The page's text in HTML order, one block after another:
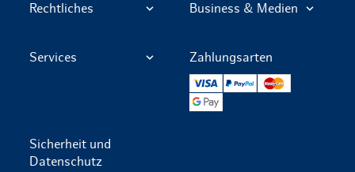
Rechtliches Business & Medien
Services Zahlungsarten
VISA PayPal
Sicherheit und
Datenschutz